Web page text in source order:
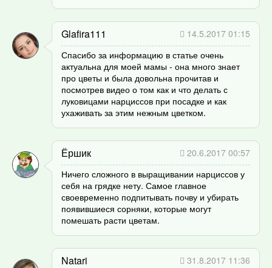
Glafira111
14.5.2017 01:15
Спасибо за информацию в статье очень
актуальна для моей мамы - она много знает
про цветы и была довольна прочитав и
посмотрев видео о том как и что делать с
луковицами нарциссов при посадке и как
ухаживать за этим нежным цветком.
Ёршик
20.6.2017 00:57
Ничего сложного в выращивании нарциссов у
себя на грядке нету. Самое главное
своевременно подпитывать почву и убирать
появившиеся сорняки, которые могут
помешать расти цветам.
Natari
31.8.2017 11:36